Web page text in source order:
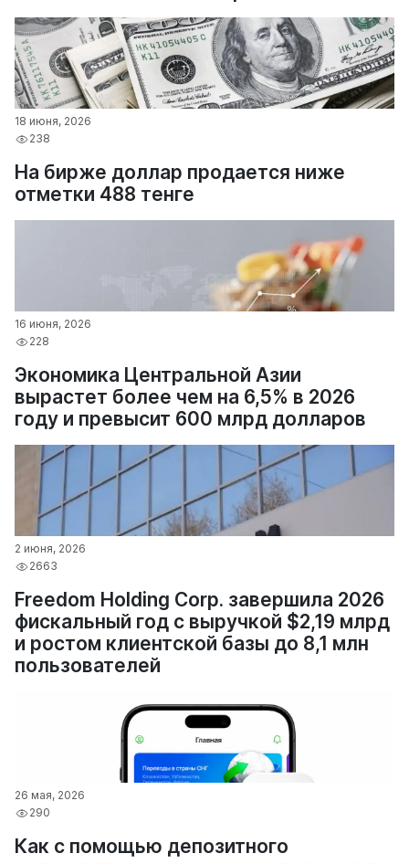
18 июня, 2026
238
На бирже доллар продается ниже
отметки 488 тенге
16 июня, 2026
228
Экономика Центральной Азии
вырастет более чем на 6,5% в 2026
году и превысит 600 млрд долларов
2 июня, 2026
2663
Freedom Holding Corp. завершила 2026
фискальный год с выручкой $2,19 млрд
и ростом клиентской базы до 8,1 млн
пользователей
26 мая, 2026
290
Как с помощью депозитного